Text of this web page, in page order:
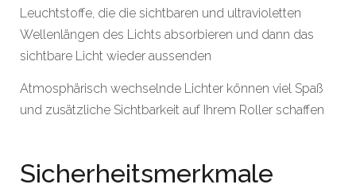
Leuchtstoffe, die die sichtbaren und ultravioletten
Wellenlängen des Lichts absorbieren und dann das
sichtbare Licht wieder aussenden
Atmosphärisch wechselnde Lichter können viel Spaß
und zusätzliche Sichtbarkeit auf Ihrem Roller schaffen
Sicherheitsmerkmale